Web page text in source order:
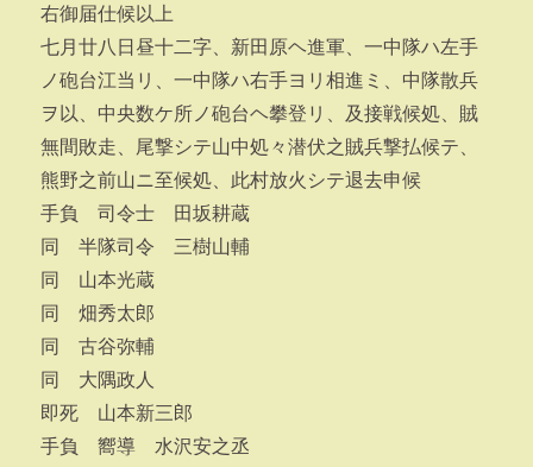
右御届仕候以上
七月廿八日昼十二字、新田原ヘ進軍、一中隊ハ左手
ノ砲台江当リ、一中隊ハ右手ヨリ相進ミ、中隊散兵
ヲ以、中央数ケ所ノ砲台ヘ攀登リ、及接戦候処、賊
無間敗走、尾撃シテ山中処々潜伏之賊兵撃払候テ、
熊野之前山ニ至候処、此村放火シテ退去申候
手負 司令士 田坂耕蔵
同 半隊司令 三樹山輔
同 山本光蔵
同 畑秀太郎
同 古谷弥輔
同 大隅政人
即死 山本新三郎
手負 嚮導 水沢安之丞